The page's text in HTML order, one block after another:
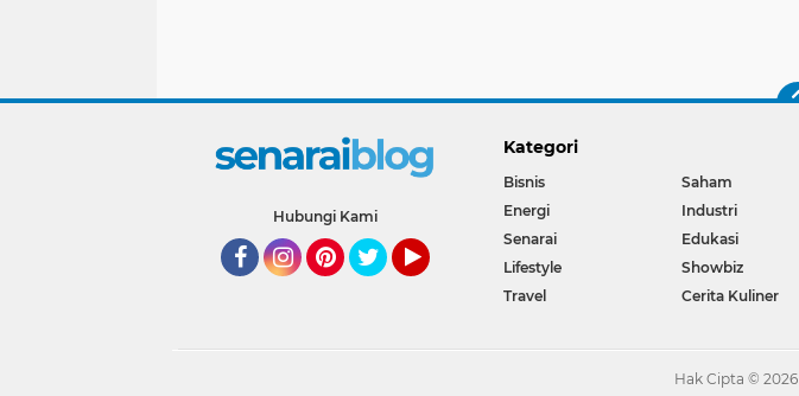
Hubungi Kami
Kategori
Bisnis Saham
Energi
Industri
Senarai
Edukasi
Lifestyle
Showbiz
Travel
Cerita Kuliner
Hak Cipta © 2026